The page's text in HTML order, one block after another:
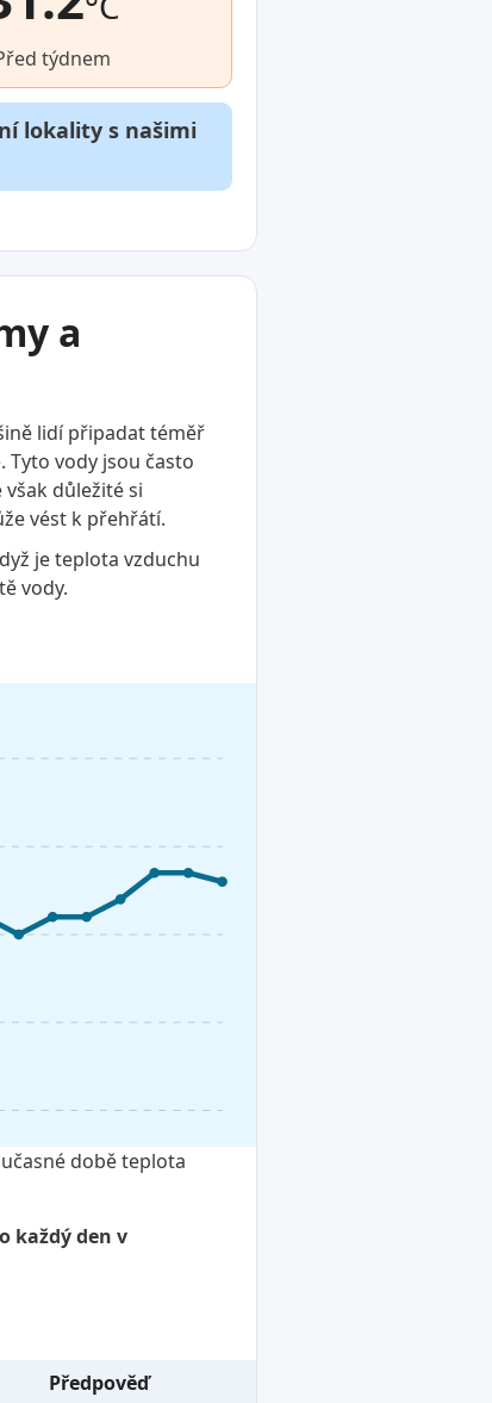
týdnem
lokality s našimi
a
lidí připadat téměř
Tyto vody jsou často
důležité si
vést k přehřátí.
je teplota vzduchu
vody.
době teplota
každý den v
Předpověď